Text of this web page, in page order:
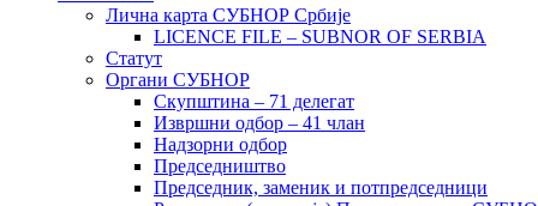
Лична карта СУБНОР Србије
LICENCE FILE – SUBNOR OF SERBIA
Статут
Органи СУБНОР
Скупштина – 71 делегат
Извршни одбор – 41 члан
Надзорни одбор
Председништво
Председник, заменик и потпредседници